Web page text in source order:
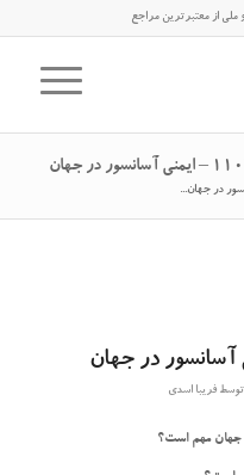
ملی از معتبرترین مراجع
توسط فریبا اسدی